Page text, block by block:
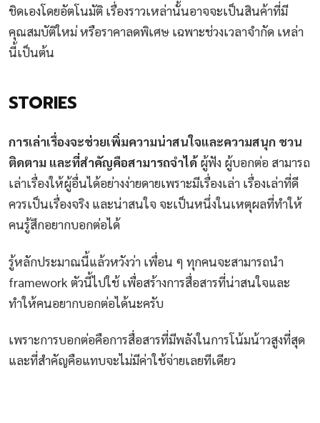
ชิดเองโดยอัตโนมัติ เรื่องราวเหล่านั้นอาจจะเป็นสินค้าที่มี
คุณสมบัติใหม่ หรือราคาลดพิเศษ เฉพาะช่วงเวลาจำกัด เหล่า
นี้เป็นต้น
STORIES
การเล่าเรื่องจะช่วยเพิ่มความน่าสนใจและความสนุก ชวน
ติดตาม และที่สำคัญคือสามารถจำได้ผู้ฟัง ผู้บอกต่อ สามารถ
เล่าเรื่องให้ผู้อื่นได้อย่างง่ายดายเพราะมีเรื่องเล่า เรื่องเล่าที่ดี
ควรเป็นเรื่องจริง และน่าสนใจ จะเป็นหนึ่งในเหตุผลที่ทำให้
คนรู้สึกอยากบอกต่อได้
รู้หลักประมาณนี้แล้วหวังว่า เพื่อน ๆ ทุกคนจะสามารถนำ
framework ตัวนี้ไปใช้ เพื่อสร้างการสื่อสารที่น่าสนใจและ
ทำให้คนอยากบอกต่อได้นะครับ
เพราะการบอกต่อคือการสื่อสารที่มีพลังในการโน้มน้าวสูงที่สุด
และที่สำคัญคือแทบจะไม่มีค่าใช้จ่ายเลยทีเดียว